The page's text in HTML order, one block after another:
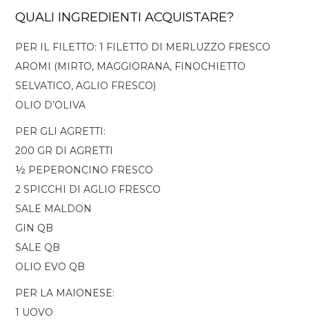
QUALI INGREDIENTI ACQUISTARE?
PER IL FILETTO: 1 FILETTO DI MERLUZZO FRESCO
AROMI (MIRTO, MAGGIORANA, FINOCHIETTO
SELVATICO, AGLIO FRESCO)
OLIO D’OLIVA
PER GLI AGRETTI:
200 GR DI AGRETTI
½ PEPERONCINO FRESCO
2 SPICCHI DI AGLIO FRESCO
SALE MALDON
GIN QB
SALE QB
OLIO EVO QB
PER LA MAIONESE:
1 UOVO